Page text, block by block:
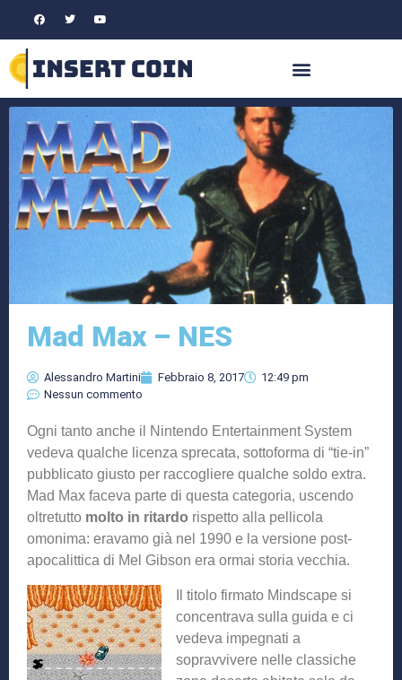
Mad Max – NES
Alessandro Martini Febbraio 8, 2017
12:49 pm
Nessun commento
Ogni tanto anche il Nintendo Entertainment System
vedeva qualche licenza sprecata, sottoforma di “tie-in”
pubblicato giusto per raccogliere qualche soldo extra.
Mad Max faceva parte di questa categoria, uscendo
oltretutto molto in ritardo rispetto alla pellicola
omonima: eravamo già nel 1990 e la versione post-
apocalittica di Mel Gibson era ormai storia vecchia.
Il titolo firmato Mindscape si
concentrava sulla guida e ci
vedeva impegnati a
sopravvivere nelle classiche